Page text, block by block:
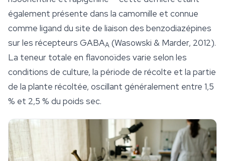
également présente dans la camomille et connue
comme ligand du site de liaison des benzodiazépines
sur les récepteurs GABAA (Wasowski & Marder, 2012).
La teneur totale en flavonoïdes varie selon les
conditions de culture, la période de récolte et la partie
de la plante récoltée, oscillant généralement entre 1,5
% et 2,5 % du poids sec.